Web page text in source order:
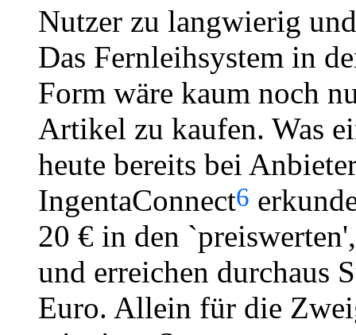
Nutzer zu langwierig
Das Fernleihsystem in
Form wäre kaum noch
Artikel zu kaufen. Was
heute bereits bei
IngentaConnect6
20 € in den
und erreichen durchaus
Euro. Allein für die